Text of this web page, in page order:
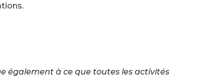
également à ce que toutes les activités